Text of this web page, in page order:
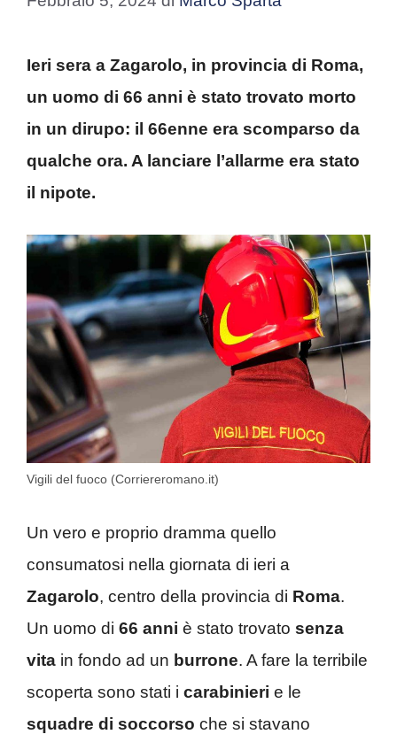
Ieri sera a Zagarolo, in provincia di Roma,
un uomo di 66 anni è stato trovato morto
in un dirupo: il 66enne era scomparso da
qualche ora. A lanciare l’allarme era stato
il nipote.
Vigili del fuoco (Corriereromano.it)
Un vero e proprio dramma quello
consumatosi nella giornata di ieri a
Zagarolo, centro della provincia di Roma.
Un uomo di 66 anni è stato trovato senza
vita in fondo ad un burrone. A fare la terribile
scoperta sono stati i carabinieri e le
squadre di soccorso che si stavano